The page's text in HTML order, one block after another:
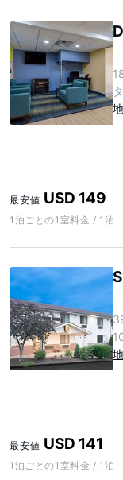
最安値 USD 149
1泊ごとの1室料金 / 1泊
最安値 USD 141
1泊ごとの1室料金 / 1泊